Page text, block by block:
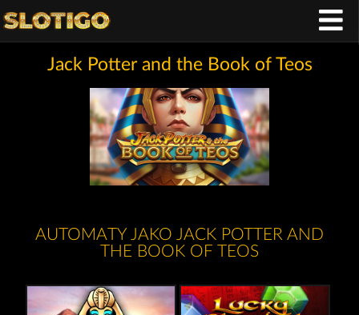
Jack Potter and the Book of Teos
AUTOMATY JAKO JACK POTTER AND
THE BOOK OF TEOS